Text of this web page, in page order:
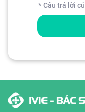
* Câu trả lời